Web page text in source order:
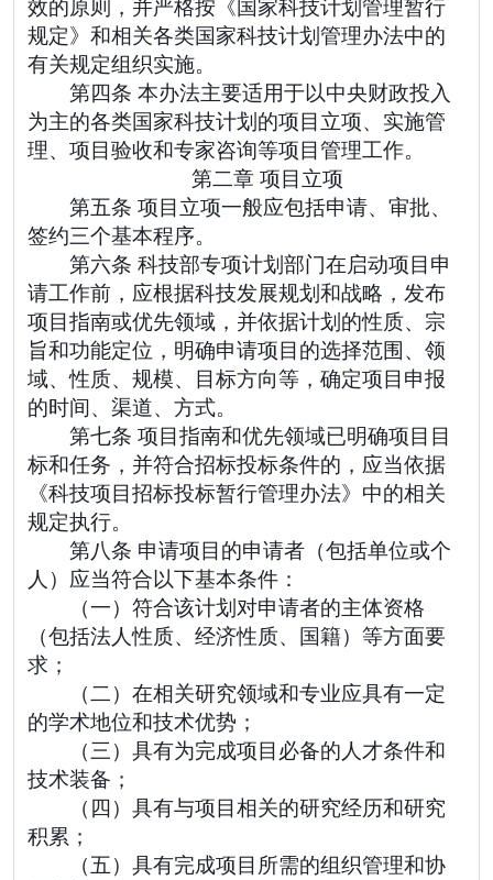
效的原则，并严格按《国家科技计划管理暂行
规定》和相关各类国家科技计划管理办法中的
有关规定组织实施。
第四条 本办法主要适用于以中央财政投入
为主的各类国家科技计划的项目立项、实施管
理、项目验收和专家咨询等项目管理工作。
第二章 项目立项
第五条 项目立项一般应包括申请、审批、
签约三个基本程序。
第六条 科技部专项计划部门在启动项目申
请工作前，应根据科技发展规划和战略，发布
项目指南或优先领域，并依据计划的性质、宗
旨和功能定位，明确申请项目的选择范围、领
域、性质、规模、目标方向等，确定项目申报
的时间、渠道、方式。
第七条 项目指南和优先领域已明确项目目
标和任务，并符合招标投标条件的，应当依据
《科技项目招标投标暂行管理办法》中的相关
规定执行。
第八条 申请项目的申请者（包括单位或个
人）应当符合以下基本条件：
（一）符合该计划对申请者的主体资格
（包括法人性质、经济性质、国籍）等方面要
求；
（二）在相关研究领域和专业应具有一定
的学术地位和技术优势；
（三）具有为完成项目必备的人才条件和
技术装备；
（四）具有与项目相关的研究经历和研究
积累；
（五）具有完成项目所需的组织管理和协